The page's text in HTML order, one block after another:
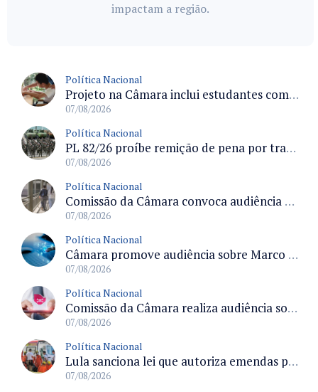
impactam a região.
Política Nacional
Projeto na Câmara inclui estudantes com deficiência no regime escolar especial da LDB e estabelece critérios para frequência
07/08/2026
Política Nacional
PL 82/26 proíbe remição de pena por trabalho em funções militares para condenados por crimes contra o Estado Democrático de Direito
07/08/2026
Política Nacional
Comissão da Câmara convoca audiência para discutir misoginia nas escolas e universidades após divulgação de listas misóginas
07/08/2026
Política Nacional
Câmara promove audiência sobre Marco de Fomento à Economia Digital e impactos da inteligência artificial
07/08/2026
Política Nacional
Comissão da Câmara realiza audiência sobre apostas online para medir o tamanho do mercado ilegal
07/08/2026
Política Nacional
Lula sanciona lei que autoriza emendas parlamentares para atendimento pré-hospitalar pelos bombeiros
07/08/2026